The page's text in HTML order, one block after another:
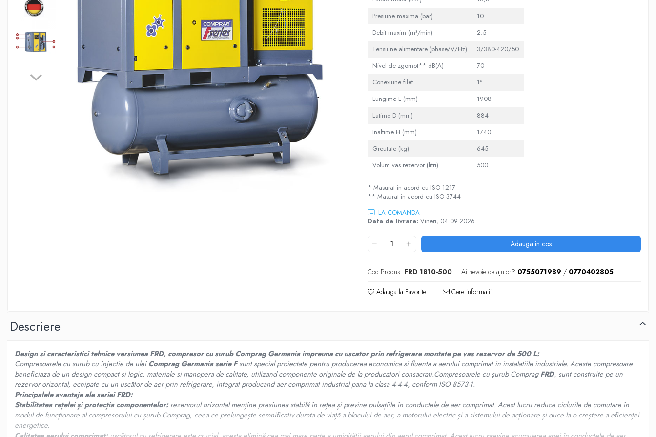
Uscatoare aer comprimat Prin
Filtre aer comprimat
Purje aer comprimat
Aparate de sablat
Echipament Protectie Sablare
Presiune maxima (bar)
10
Debit maxim (m³/min)
2.5
Tensiune alimentare (phase/V/Hz)
3/380-420/50
Nivel de zgomot** dB(A)
70
Conexiune filet
1"
Lungime L (mm)
1908
Latime D (mm)
884
Inaltime H (mm)
1740
Greutate (kg)
645
Volum vas rezervor (litri)
500
* Masurat in acord cu ISO 1217
** Masurat in acord cu ISO 3744
LA COMANDA
Data de livrare: Vineri, 04.09.2026
Adauga in cos
Cod Produs: FRD 1810-500 Ai nevoie de ajutor? 0755071989 / 0770402805
Adauga la Favorite Cere informatii
Descriere
Design si caracteristici tehniceversiunea FRD, compresor cu surub Comprag Germaniaimpreuna cu uscator prin refrigerare montate pe vas rezervor de 500 L:
Compresoarele cu surub cu injectie de uleiComprag Germania serie Fsunt special proiectate pentru producerea economica si fluenta a aerului comprimat in instalatiile industriale. Aceste compresoare
beneficiaza de un design compact si logic, materiale si manopera de calitate, utilizand componente originale de la producatori consacrati.Compresoarele cu șurub CompragFRD, sunt construite pe un
rezervor orizontal, echipate cu un uscător de aer prin refrigerare, integrat producandaer comprimat industrial pana la clasa 4-4-4, conform ISO 8573-1.
Principalele avantaje ale seriei FRD:
Stabilitatea rețelei și protecția componentelor:rezervorul orizontal menține presiunea stabilă în rețea și previne pulsațiile în conductele de aer comprimat. Acest lucru reduce ciclurile de comutare în
modul de funcționare al compresorului cu șurub Comprag, ceea ce prelungește semnificativ durata de viață a blocului de aer, a motorului electric și a sistemului de acționare și duce la o creștere a eficienței
energetice.